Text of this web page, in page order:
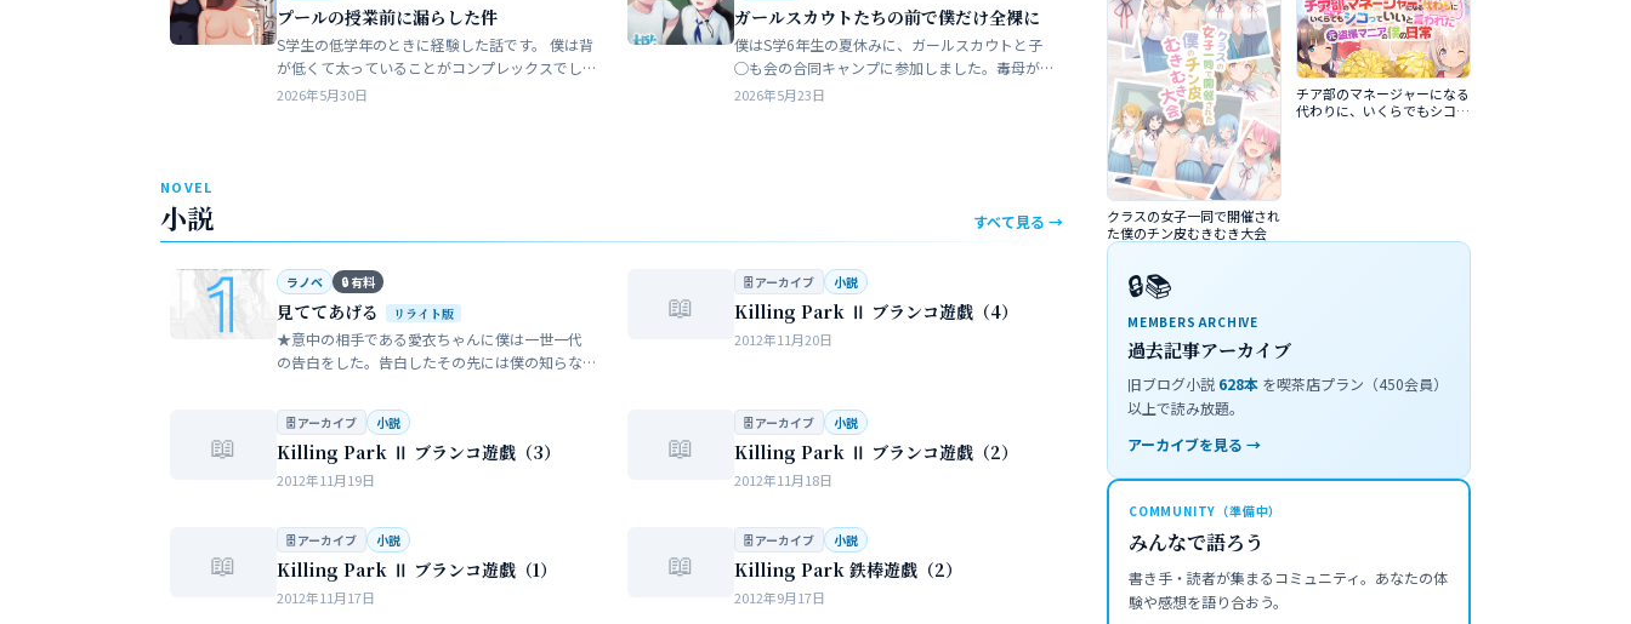
プールの授業前に漏らした件
S学生の低学年のときに経験した話です。 僕は背
が低くて太っていることがコンプレックスでし
た。普段は引っ込み思案で大人しい性格をして
2026年5月30日
ガールスカウトたちの前で僕だけ全裸に
僕はS学6年生の夏休みに、ガールスカウトと子
◯も会の合同キャンプに参加しました。毒母が
勝手に申し込んだ強制的なイベントでした。ま
2026年5月23日
NOVEL
小説 すべて見る →
ラノベ 🔒 有料
見ててあげる リライト版
★意中の相手である愛衣ちゃんに僕は一世一代
の告白をした。告白したその先には僕の知らな
女性の間でまかり通っている常識。。。…
📖
🗄 アーカイブ 小説
Killing Park Ⅱ ブランコ遊戯（4）
2012年11月20日
📖
🗄 アーカイブ 小説
Killing Park Ⅱ ブランコ遊戯（3）
2012年11月19日
📖
🗄 アーカイブ 小説
Killing Park Ⅱ ブランコ遊戯（2）
2012年11月18日
📖
🗄 アーカイブ 小説
Killing Park Ⅱ ブランコ遊戯（1）
2012年11月17日
📖
🗄 アーカイブ 小説
Killing Park 鉄棒遊戯（2）
2012年9月17日
クラスの女子一同で開催され
た僕のチン皮むきむき大会
チア部のマネージャーになる
代わりに、いくらでもシコっ
🔒📚
MEMBERS ARCHIVE
過去記事アーカイブ
旧ブログ小説 628本 を喫茶店プラン（450会員）
以上で読み放題。
アーカイブを見る →
COMMUNITY（準備中）
みんなで語ろう
書き手・読者が集まるコミュニティ。あなたの体
験や感想を語り合おう。